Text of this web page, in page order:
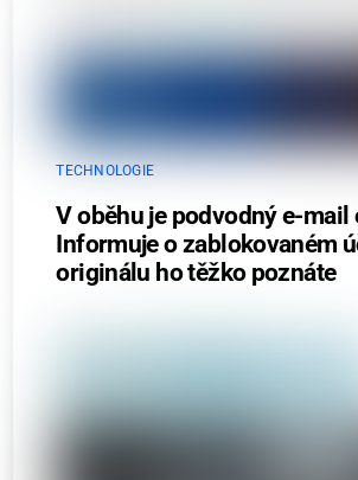
TECHNOLOGIE
V oběhu je podvodný e-mail
Informuje o zablokovaném
originálu ho těžko poznáte